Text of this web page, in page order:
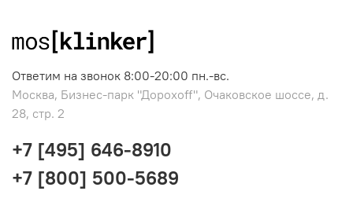
Ответим на звонок 8:00-20:00 пн.-вс.
Москва, Бизнес-парк "Дорохоff", Очаковское шоссе, д.
28, стр. 2
+7 [495] 646-8910
+7 [800] 500-5689